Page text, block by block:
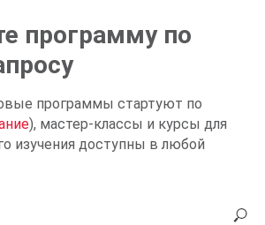
программу по
программы стартуют по
), мастер-классы и курсы для
изучения доступны в любой